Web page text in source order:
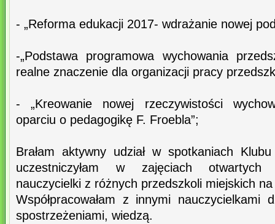
- „Reforma edukacji 2017- wdrażanie nowej
-„Podstawa programowa wychowania
realne znaczenie dla organizacji pracy
- „Kreowanie nowej rzeczywistości
oparciu o pedagogikę F. Froebla”;
Brałam aktywny udział w spotkaniach
uczestniczyłam w zajęciach otwartych
nauczycielki z różnych przedszkoli miejskich
Współpracowałam z innymi
spostrzeżeniami, wiedzą.